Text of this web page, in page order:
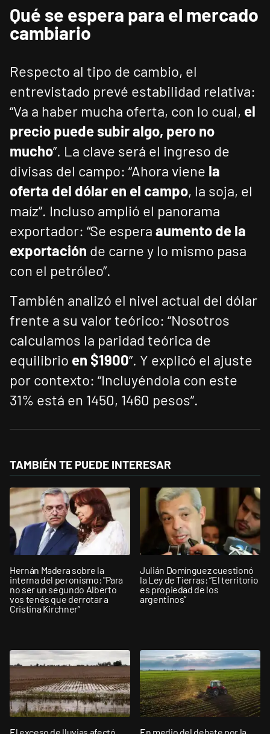
Qué se espera para el mercado
cambiario
Respecto al tipo de cambio, el
entrevistado prevé estabilidad relativa:
“Va a haber mucha oferta, con lo cual, el
precio puede subir algo, pero no
mucho”. La clave será el ingreso de
divisas del campo: “Ahora viene la
oferta del dólar en el campo, la soja, el
maíz”. Incluso amplió el panorama
exportador: “Se espera aumento de la
exportación de carne y lo mismo pasa
con el petróleo”.
También analizó el nivel actual del dólar
frente a su valor teórico: “Nosotros
calculamos la paridad teórica de
equilibrio en $1900”. Y explicó el ajuste
por contexto: “Incluyéndola con este
31% está en 1450, 1460 pesos”.
TAMBIÉN TE PUEDE INTERESAR
Hernán Madera sobre la
interna del peronismo: "Para
no ser un segundo Alberto
vos tenés que derrotar a
Cristina Kirchner”
Julián Domínguez cuestionó
la Ley de Tierras: “El territorio
es propiedad de los
argentinos”